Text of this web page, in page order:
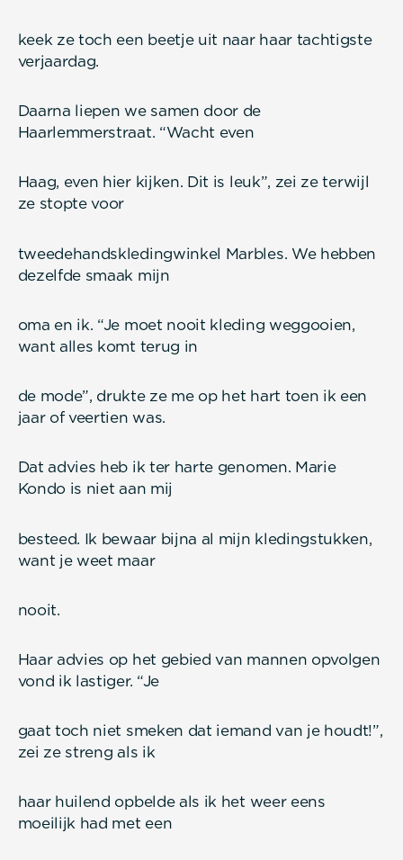
keek ze toch een beetje uit naar haar tachtigste
verjaardag.
Daarna liepen we samen door de
Haarlemmerstraat. “Wacht even
Haag, even hier kijken. Dit is leuk”, zei ze terwijl
ze stopte voor
tweedehandskledingwinkel Marbles. We hebben
dezelfde smaak mijn
oma en ik. “Je moet nooit kleding weggooien,
want alles komt terug in
de mode”, drukte ze me op het hart toen ik een
jaar of veertien was.
Dat advies heb ik ter harte genomen. Marie
Kondo is niet aan mij
besteed. Ik bewaar bijna al mijn kledingstukken,
want je weet maar
nooit.
Haar advies op het gebied van mannen opvolgen
vond ik lastiger. “Je
gaat toch niet smeken dat iemand van je houdt!”,
zei ze streng als ik
haar huilend opbelde als ik het weer eens
moeilijk had met een